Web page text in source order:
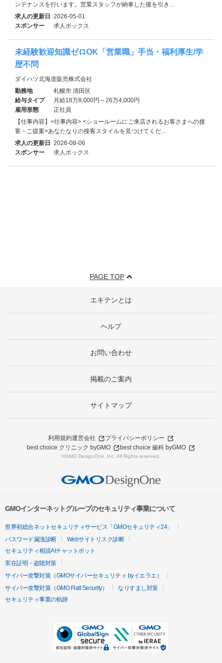
ンテナンスを行います。営業スタッフが納車した後を引き…
求人の更新日 2026-05-01
スポンサー
求人ボックス
未経験歓迎知識ゼロOK「営業職」手当・福利厚生/学
歴不問
ダイハツ北海道販売株式会社
勤務地
札幌市 清田区
給与タイプ
月給18万8,000円～26万4,000円
雇用形態
正社員
【仕事内容】<仕事内容> <ショールームにご来店されるお客さまへの接
客・ご提案>あなたなりの接客スタイルを見つけてくだ…
求人の更新日 2026-08-06
スポンサー
求人ボックス
PAGE TOP
エキテンとは
ヘルプ
お問い合わせ
掲載のご案内
サイトマップ
利用規約運営会社
プライバシーポリシー
best choice クリニック byGMO
best choice 歯科 byGMO
©GMO DesignOne, Inc. All Rights reserved.
GMOインターネットグループのセキュリティ事業について
世界初総合ネットセキュリティサービス「GMOセキュリティ24」
パスワード漏洩診断
Webサイトリスク診断
セキュリティ相談AIチャットボット
実在証明・盗聴対策
サイバー攻撃対策（GMOサイバーセキュリティ byイエラエ）
サイバー攻撃対策（GMO Flatt Security）
なりすまし対策
セキュリティ事業の軌跡